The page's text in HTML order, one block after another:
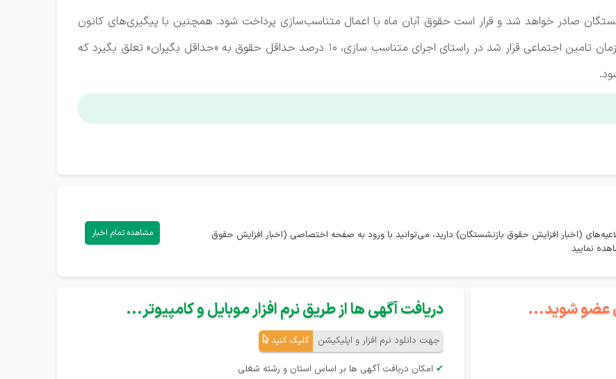
صادر خواهد شد و قرار است حقوق آبان ماه با اعمال متناسب‌سازی پرداخت شود. همچنین با پیگیری‌های کانون
عالی و وزیر تعاون، کار و رفاه اجتماعی و مدیرعامل سازمان تامین اجتماعی قرار شد در راستای اجرای متناسب سازی، ۱۰ درصد حداقل حقوق به «حداقل بگیران» تعلق بگیرد که
(اخبار افزایش حقوق بازنشستگان) دارید، می‌توانید با ورود به صفحه اختصاصی (اخبار افزایش حقوق
نمایید.
مشاهده تمام اخبار
عضو شوید... دریافت آگهی ها از طریق نرم افزار موبایل و کامپیوتر...
جهت دانلود نرم افزار و اپلیکیشن کلیک کنید
✔ امکان دریافت آگهی ها بر اساس استان و رشته شغلی